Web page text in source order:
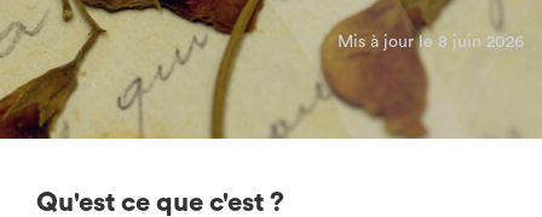
Mis à jour le 8 juin 2026
Qu'est ce que c'est ?